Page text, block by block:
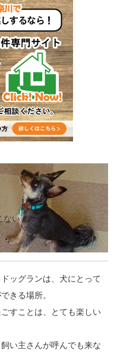
ない」
ッグランは、犬にとって
きる場所。
すことは、とても楽しい
い主さんが呼んでも来な